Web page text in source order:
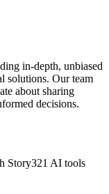
in-depth, unbiased
solutions. Our team
about sharing
decisions.
Story321 AI tools